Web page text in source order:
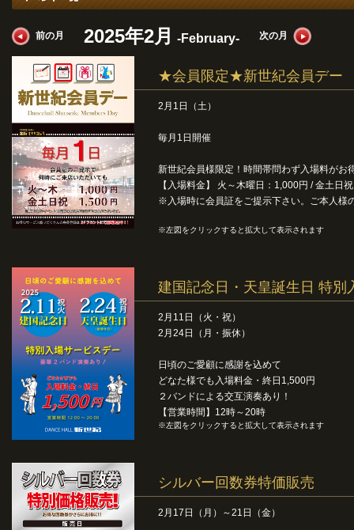
前の月 2025年2月 -February- 次の月
★会員限定★新世紀会員デー
2月1日（土）
毎月1日開催
新世紀会員様限定！時間帯問わず入場料がお
【入場料金】 火～木曜日：1,000円 / 金土日
※入場時に会員証をご提示下さい。ご本人様
※左図をクリックすると拡大して表示されます
建国記念日・天皇誕生日 特別
2月11日（火・祝）
2月24日（月・振休）
日頃のご愛顧に感謝を込めて
どなた様でも入場料金・終日1,500円
２バンドによる交互演奏あり！
【営業時間】12時～20時
※左図をクリックすると拡大して表示されます
シルバー回数券特価販売
2月17日（月）～21日（金）